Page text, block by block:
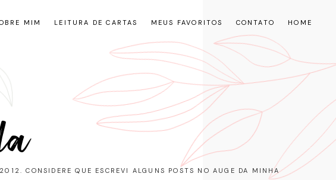
MIM LEITURA DE CARTAS MEUS FAVORITOS CONTATO HOME
CONSIDERE QUE ESCREVI ALGUNS POSTS NO AUGE DA MINHA